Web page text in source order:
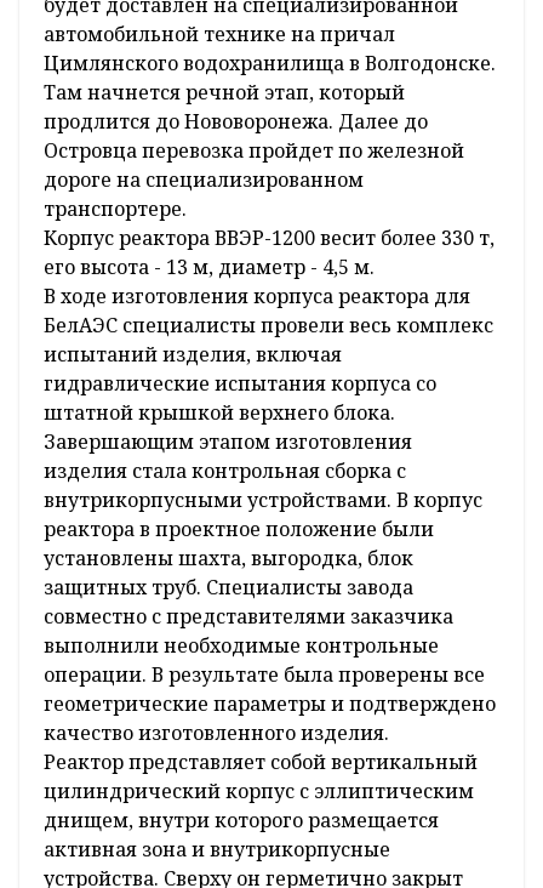
автомобильной технике на причал
Цимлянского водохранилища в Волгодонске.
Там начнется речной этап, который
продлится до Нововоронежа. Далее до
Островца перевозка пройдет по железной
дороге на специализированном
транспортере.
Корпус реактора ВВЭР-1200 весит более 330 т,
его высота - 13 м, диаметр - 4,5 м.
В ходе изготовления корпуса реактора для
БелАЭС специалисты провели весь комплекс
испытаний изделия, включая
гидравлические испытания корпуса со
штатной крышкой верхнего блока.
Завершающим этапом изготовления
изделия стала контрольная сборка с
внутрикорпусными устройствами. В корпус
реактора в проектное положение были
установлены шахта, выгородка, блок
защитных труб. Специалисты завода
совместно с представителями заказчика
выполнили необходимые контрольные
операции. В результате была проверены все
геометрические параметры и подтверждено
качество изготовленного изделия.
Реактор представляет собой вертикальный
цилиндрический корпус с эллиптическим
днищем, внутри которого размещается
активная зона и внутрикорпусные
устройства. Сверху он герметично закрыт